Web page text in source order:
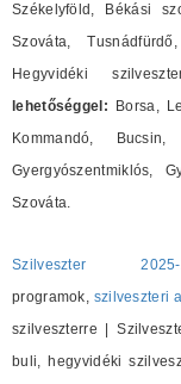
Székelyföld, Békási
Szováta,
Hegyvidéki
lehetőséggel: Borsa,
Kommandó,
Gyergyószentmiklós,
Szováta.
Szilveszter 2025-
programok, szilveszteri
szilveszterre |
buli, hegyvidéki